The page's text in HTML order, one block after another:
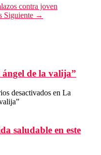
contra joven
Siguiente →
de la valija”
desactivados en La
saludable en este